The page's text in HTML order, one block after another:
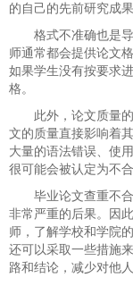
的自己的先前研究成
格式不准确也是
师通常都会提供论文
如果学生没有按要求
格。
此外，论文质量
文的质量直接影响着
大量的语法错误、使
很可能会被认定为不合
毕业论文查重不
非常严重的后果。因
师，了解学校和学院
还可以采取一些措施
路和结论，减少对他